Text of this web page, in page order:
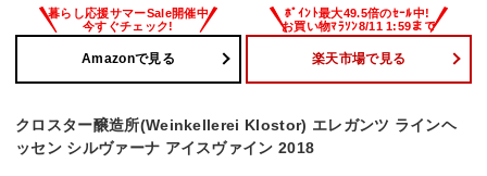
Amazonで見る 楽天市場で見る
クロスター醸造所(Weinkellerei Klostor) エレガンツ ラインヘ
ッセン シルヴァーナ アイスヴァイン 2018